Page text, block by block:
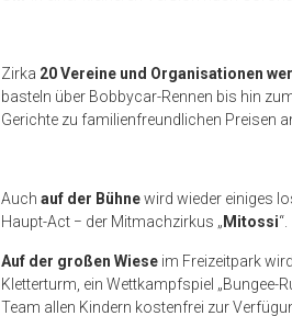
Zirka 20 Vereine und Organisationen
basteln über Bobbycar-Rennen bis hin
Gerichte zu familienfreundlichen Preisen
Auch auf der Bühnewird wieder einiges
Haupt-Act − der Mitmachzirkus „ Mitossi“.
Auf der großen Wiese im Freizeitpark
Kletterturm, ein Wettkampfspiel „Bungee-
Team allen Kindern kostenfrei zur